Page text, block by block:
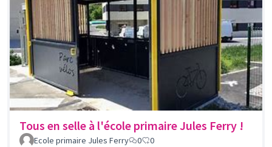
Tous en selle à l'école primaire Jules Ferry !
Ecole primaire Jules Ferry 0 0